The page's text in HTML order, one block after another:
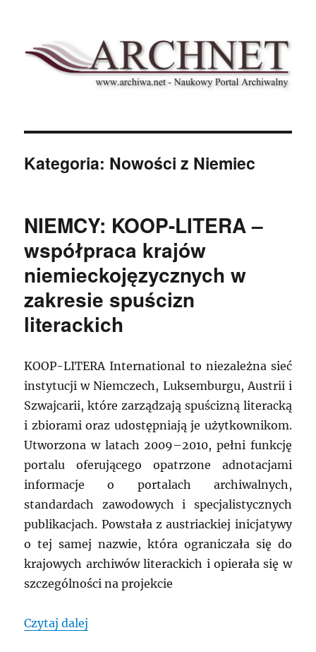
Archnet
Kategoria: Nowości z Niemiec
NIEMCY: KOOP-LITERA –
współpraca krajów
niemieckojęzycznych w
zakresie spuścizn
literackich
KOOP-LITERA International to niezależna sieć
instytucji w Niemczech, Luksemburgu, Austrii i
Szwajcarii, które zarządzają spuścizną literacką
i zbiorami oraz udostępniają je użytkownikom.
Utworzona w latach 2009–2010, pełni funkcję
portalu oferującego opatrzone adnotacjami
informacje o portalach archiwalnych,
standardach zawodowych i specjalistycznych
publikacjach. Powstała z austriackiej inicjatywy
o tej samej nazwie, która ograniczała się do
krajowych archiwów literackich i opierała się w
szczególności na projekcie
Czytaj dalej